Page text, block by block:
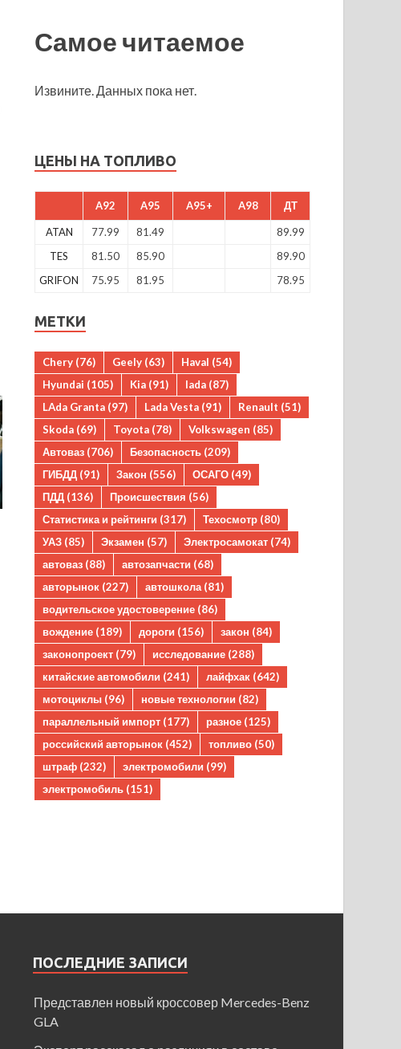
Самое читаемое
Извините. Данных пока нет.
ЦЕНЫ НА ТОПЛИВО
A92 A95 A95+ A98 ДТ
ATAN 77.99 81.49
89.99
TES
81.50 85.90
89.90
GRIFON
75.95 81.95 78.95
МЕТКИ
Chery (76) Geely (63) Haval (54)
Hyundai (105) Kia (91) lada (87)
LAda Granta (97) Lada Vesta (91) Renault (51)
Skoda (69) Toyota (78) Volkswagen (85)
Автоваз (706) Безопасность (209)
ГИБДД (91) Закон (556) ОСАГО (49)
ПДД (136) Происшествия (56)
Статистика и рейтинги (317) Техосмотр (80)
УАЗ (85) Экзамен (57) Электросамокат (74)
автоваз (88) автозапчасти (68)
авторынок (227) автошкола (81)
водительское удостоверение (86)
вождение (189) дороги (156) закон (84)
законопроект (79) исследование (288)
китайские автомобили (241) лайфхак (642)
мотоциклы (96) новые технологии (82)
параллельный импорт (177) разное (125)
российский авторынок (452) топливо (50)
штраф (232) электромобили (99)
электромобиль (151)
ПОСЛЕДНИЕ ЗАПИСИ
Представлен новый кроссовер Mercedes-Benz
GLA